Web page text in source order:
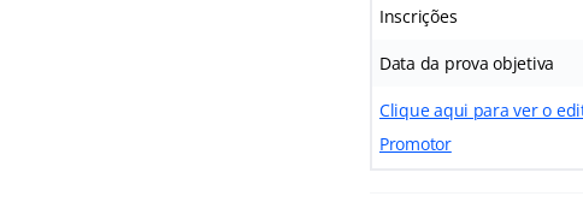
Inscrições
Data da prova objetiva
Clique aqui para ver o
Promotor